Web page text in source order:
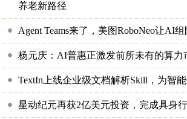
养老新路径
Agent Teams来了，美图RoboNeo让AI
杨元庆：AI普惠正激发前所未有的算力
TextIn上线企业级文档解析Skill，为智
星动纪元再获2亿美元投资，完成具身